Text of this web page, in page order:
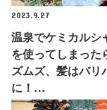
2023.9.27
温泉でケミカルシ
を使ってしまった
ズムズ、髪はバリ
に！…
-